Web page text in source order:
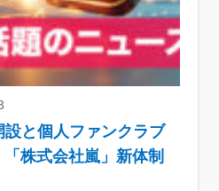
と個人ファンクラブ
株式会社嵐」新体制